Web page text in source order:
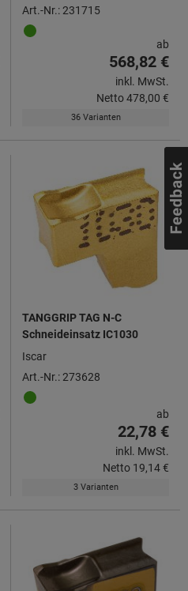
Art.-Nr.: 231715
ab
568,82 €
inkl. MwSt.
Netto478,00 €
36 Varianten
TANGGRIP TAG N-C
Schneideinsatz IC1030
Iscar
Art.-Nr.: 273628
ab
22,78 €
inkl. MwSt.
Netto 19,14 €
3 Varianten